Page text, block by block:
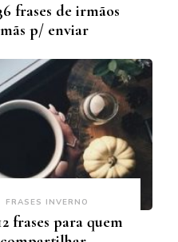
frases de irmãos
p/ enviar
FRASES INVERNO
frases para quem